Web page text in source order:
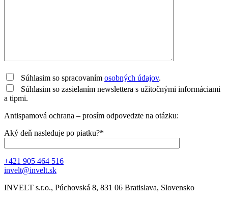
Súhlasim so spracovaním osobných údajov.
Súhlasim so zasielaním newslettera s užitočnými informáciami
a tipmi.
Antispamová ochrana – prosím odpovedzte na otázku:
Aký deň nasleduje po piatku?*
+421 905 464 516
invelt@invelt.sk
INVELT s.r.o., Púchovská 8, 831 06 Bratislava, Slovensko